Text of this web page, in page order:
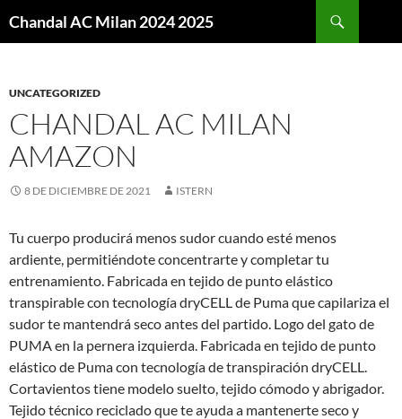
Chandal AC Milan 2024 2025
UNCATEGORIZED
CHANDAL AC MILAN
AMAZON
8 DE DICIEMBRE DE 2021 ISTERN
Tu cuerpo producirá menos sudor cuando esté menos
ardiente, permitiéndote concentrarte y completar tu
entrenamiento. Fabricada en tejido de punto elástico
transpirable con tecnología dryCELL de Puma que capilariza el
sudor te mantendrá seco antes del partido. Logo del gato de
PUMA en la pernera izquierda. Fabricada en tejido de punto
elástico de Puma con tecnología de transpiración dryCELL.
Cortavientos tiene modelo suelto, tejido cómodo y abrigador.
Tejido técnico reciclado que te ayuda a mantenerte seco y